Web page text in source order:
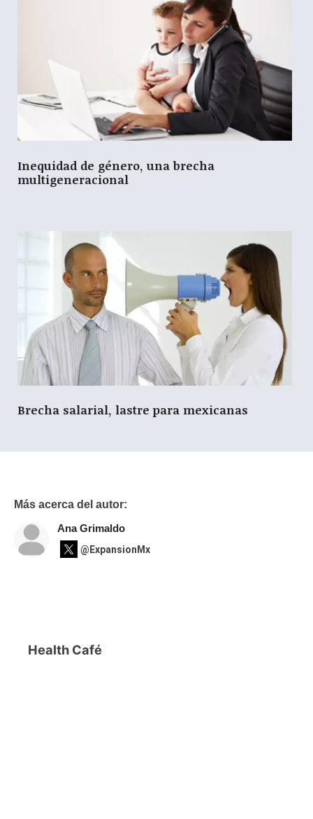
Inequidad de género, una brecha
multigeneracional
Brecha salarial, lastre para mexicanas
Más acerca del autor:
Ana Grimaldo
@ExpansionMx
Health Café